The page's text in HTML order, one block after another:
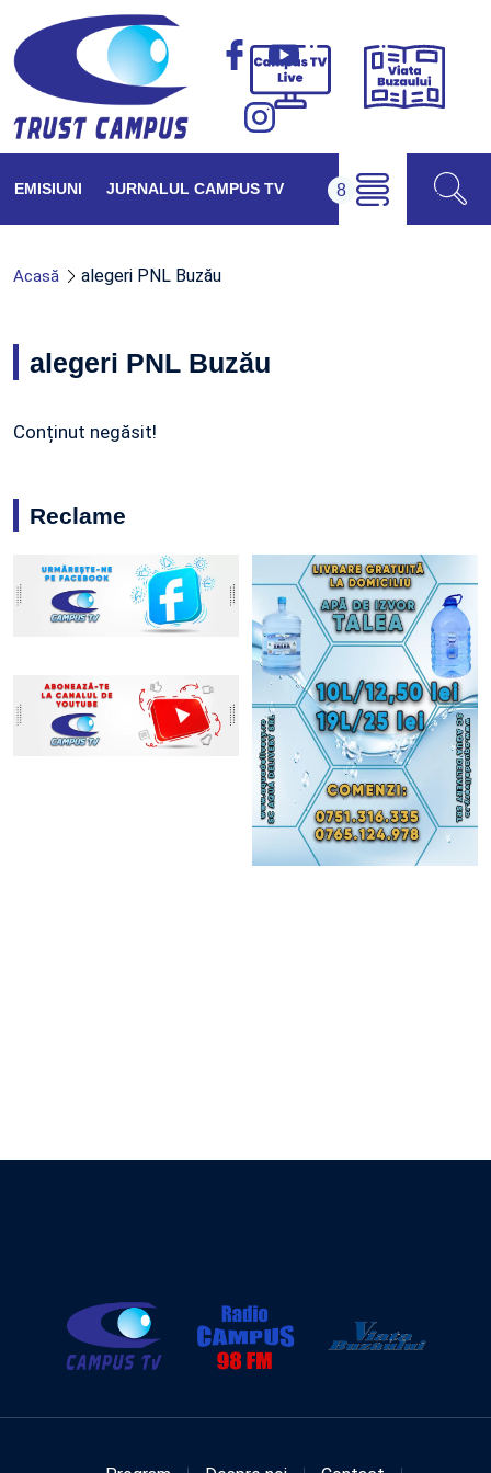
Campus
Viața
EMISIUNI JURNALUL CAMPUS TV
Acasă alegeri PNL Buzău
alegeri PNL Buzău
Conținut negăsit!
Reclame